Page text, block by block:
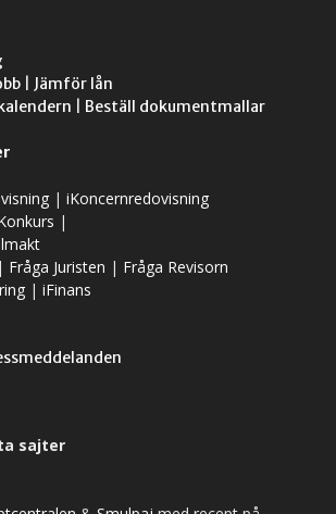
Jämför lån
Beställ dokumentmallar
| iKoncernredovisning
|
| Fråga Juristen | Fråga Revisorn
| iFinans
sajter